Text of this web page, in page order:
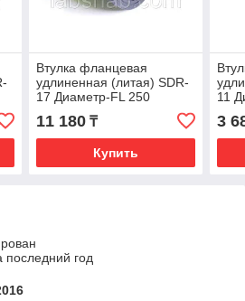
Втулка фланцевая
удлиненная (литая) SDR-
17 Диаметр-FL 250
11 180₸
Купить
11
3
последний год